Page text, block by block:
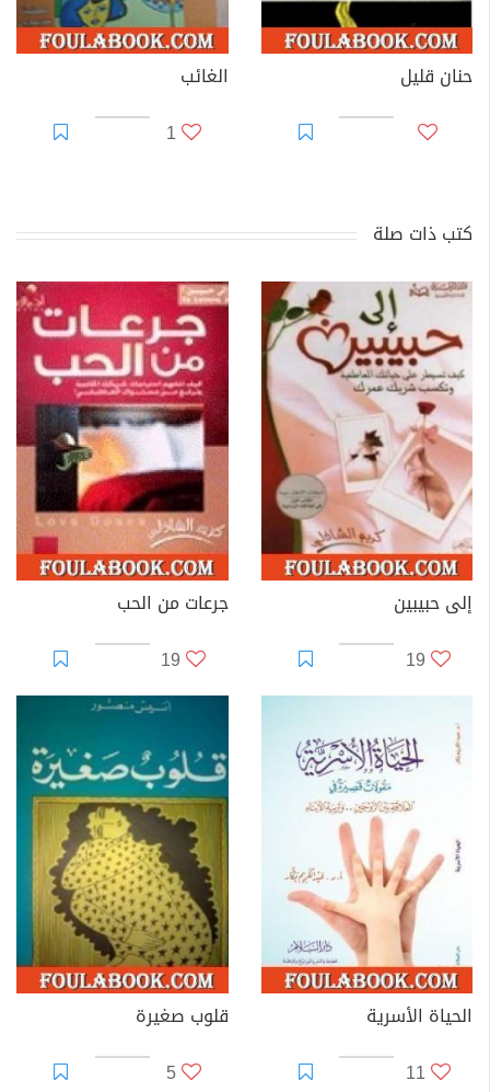
حنان قليل
الغائب
1
كتب ذات صلة
إلى حبيبين
19
جرعات من الحب
19
الحياة الأسرية
11
قلوب صغيرة
5